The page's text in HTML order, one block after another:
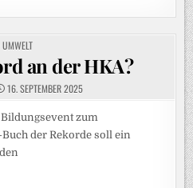
POSTED
IN
UMWELT
an der HKA?
16. SEPTEMBER 2025
zum
der Rekorde soll ein